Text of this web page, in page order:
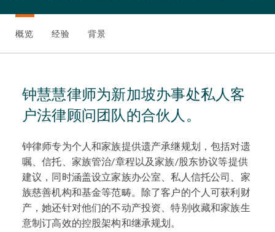
概览 经验 背景
钟慧慧律师为新加坡办事处私人客
户法律顾问团队的合伙人。
钟律师专为个人和家族提供遗产承继规划，包括对遗
嘱、信托、家族管治/章程以及家族/股东协议等提供
建议，同时涵盖设立家族办公室、私人信托公司、家
族慈善机构和基金等范畴。除了客户的个人可获利财
产，她还针对他们的不动产投资、特别收藏和家族生
意制订高效的控股架构和继承规划。